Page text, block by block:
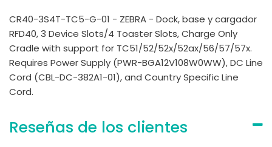
CR40-3S4T-TC5-G-01 - ZEBRA - Dock, base y cargador
RFD40, 3 Device Slots/4 Toaster Slots, Charge Only
Cradle with support for TC51/52/52x/52ax/56/57/57x.
Requires Power Supply (PWR-BGA12V108W0WW), DC Line
Cord (CBL-DC-382A1-01), and Country Specific Line
Cord.
Reseñas de los clientes